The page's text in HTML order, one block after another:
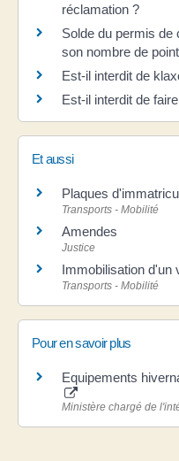
réclamation ?
Solde du permis
son nombre de
Est-il interdit de
Est-il interdit de
Et aussi
Plaques
Transports - Mobilité
Amendes
Justice
Immobilisation d'un
Transports - Mobilité
Pour en savoir plus
Equipements
Ministère chargé de